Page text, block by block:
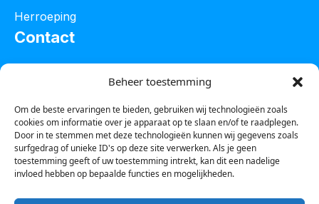
Beheer toestemming
Om de beste ervaringen te bieden, gebruiken wij technologieën zoals
cookies om informatie over je apparaat op te slaan en/of te raadplegen.
Door in te stemmen met deze technologieën kunnen wij gegevens zoals
surfgedrag of unieke ID's op deze site verwerken. Als je geen
toestemming geeft of uw toestemming intrekt, kan dit een nadelige
invloed hebben op bepaalde functies en mogelijkheden.
Herroeping
Contact
Tel :0850601800
Whatsapp : 0623388306